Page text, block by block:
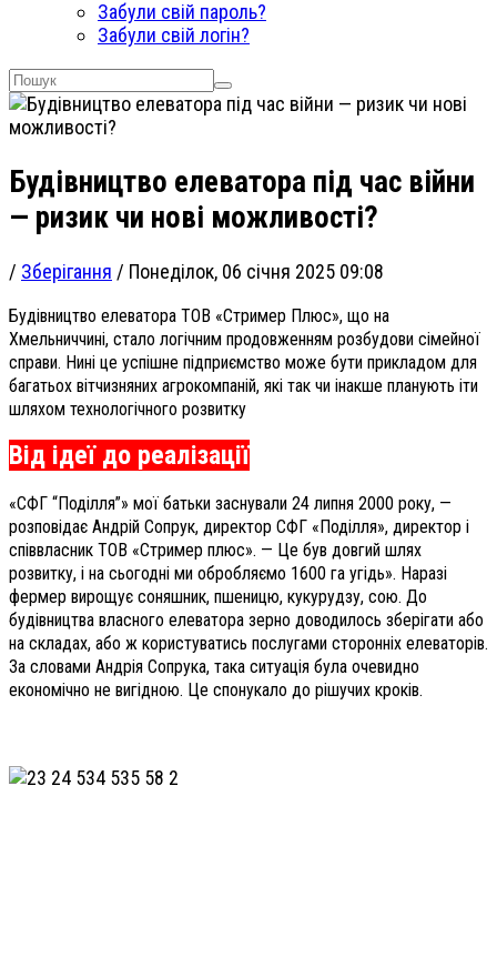
Забули свій пароль?
Забули свій логін?
Будівництво елеватора під час війни
— ризик чи нові можливості?
/ Зберігання / Понеділок, 06 січня 2025 09:08
Будівництво елеватора ТОВ «Стример Плюс», що на
Хмельниччині, стало логічним продовженням розбудови сімейної
справи. Нині це успішне підприємство може бути прикладом для
багатьох вітчизняних агрокомпаній, які так чи інакше планують іти
шляхом технологічного розвитку
Від ідеї до реалізації
«СФГ “Поділля”» мої батьки заснували 24 липня 2000 року, —
розповідає Андрій Сопрук, директор СФГ «Поділля», директор і
співвласник ТОВ «Стример плюс». — Це був довгий шлях
розвитку, і на сьогодні ми обробляємо 1600 га угідь». Наразі
фермер вирощує соняшник, пшеницю, кукурудзу, сою. До
будівництва власного елеватора зерно доводилось зберігати або
на складах, або ж користуватись послугами сторонніх елеваторів.
За словами Андрія Сопрука, така ситуація була очевидно
економічно не вигідною. Це спонукало до рішучих кроків.